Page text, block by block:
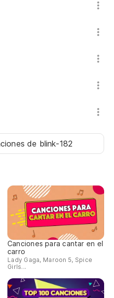
de blink-182
Canciones para cantar en el
carro
Lady Gaga, Maroon 5, Spice
Girls...